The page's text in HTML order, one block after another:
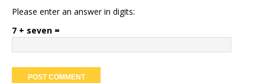
Please enter an answer in digits:
7 + seven =